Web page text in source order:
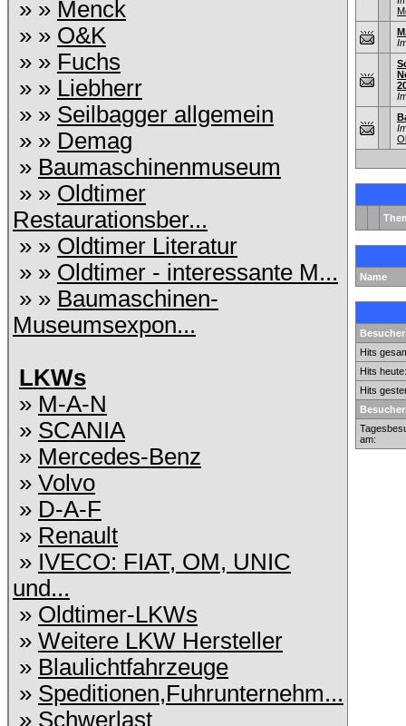
» » Menck
» » O&K
» » Fuchs
» » Liebherr
» » Seilbagger allgemein
» » Demag
» Baumaschinenmuseum
» » Oldtimer
Restaurationsber...
» » Oldtimer Literatur
» » Oldtimer - interessante M...
» » Baumaschinen-
Museumsexpon...
LKWs
» M-A-N
» SCANIA
» Mercedes-Benz
» Volvo
» D-A-F
» Renault
» IVECO: FIAT, OM, UNIC
und...
» Oldtimer-LKWs
» Weitere LKW Hersteller
» Blaulichtfahrzeuge
» Speditionen,Fuhrunternehm...
» Schwerlast
Name
Hits
Hits heute:
Hits
am: